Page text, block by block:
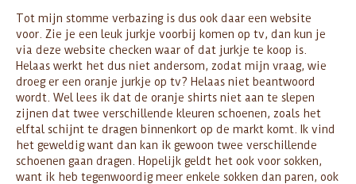
Tot mijn stomme verbazing is dus ook daar een website
voor. Zie je een leuk jurkje voorbij komen op tv, dan kun je
via deze website checken waar of dat jurkje te koop is.
Helaas werkt het dus niet andersom, zodat mijn vraag, wie
droeg er een oranje jurkje op tv? Helaas niet beantwoord
wordt. Wel lees ik dat de oranje shirts niet aan te slepen
zijnen dat twee verschillende kleuren schoenen, zoals het
elftal schijnt te dragen binnenkort op de markt komt. Ik vind
het geweldig want dan kan ik gewoon twee verschillende
schoenen gaan dragen. Hopelijk geldt het ook voor sokken,
want ik heb tegenwoordig meer enkele sokken dan paren, ook